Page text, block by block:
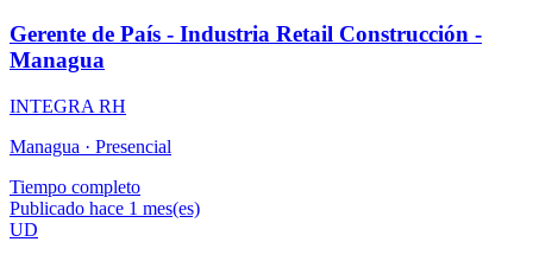
Gerente de País - Industria Retail Construcción -
Managua
INTEGRA RH
Managua · Presencial
Tiempo completo
Publicado hace 1 mes(es)
UD